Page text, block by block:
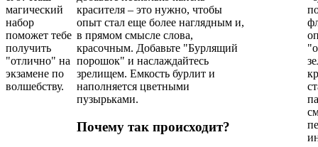
магический
набор
поможет тебе
получить
"отлично" на
экзамене по
волшебству.
красителя – это нужно, чтобы
опыт стал еще более наглядным и,
в прямом смысле слова,
красочным. Добавьте "Бурлящий
порошок" и наслаждайтесь
зрелищем. Емкость бурлит и
наполняется цветными
пузырьками.
Почему так происходит?